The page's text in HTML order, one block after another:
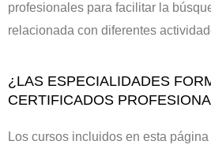
profesionales para facilitar la
relacionada con diferentes
¿LAS ESPECIALIDADES
CERTIFICADOS
Los cursos incluidos en esta